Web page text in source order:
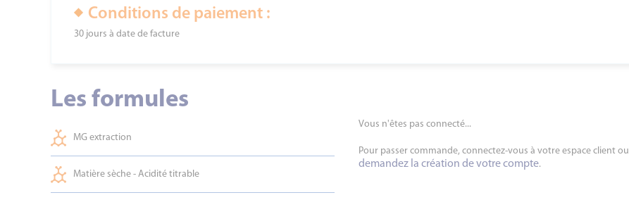
Conditions de paiement :
30 jours à date de facture
Les formules
MG extraction
Matière sèche - Acidité titrable
Vous n'êtes pas connecté...
Pour passer commande, connectez-vous à votre espace client ou
demandez la création de votre compte.